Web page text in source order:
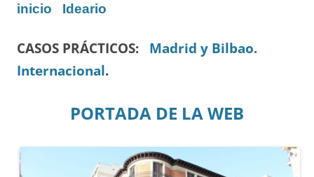
inicio
Ideario
CASOS PRÁCTICOS: Madrid y Bilbao.
Internacional.
PORTADA DE LA WEB